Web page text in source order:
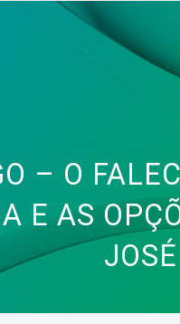
– O
E AS